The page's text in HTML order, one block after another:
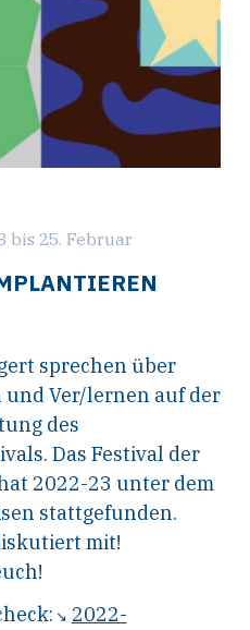
bis 25. Februar
sprechen über
Ver/lernen auf der
des
Das Festival der
2022-23 unter dem
stattgefunden.
mit!
2022-